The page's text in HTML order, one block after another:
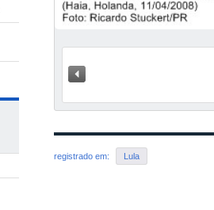
registrado em: Lula